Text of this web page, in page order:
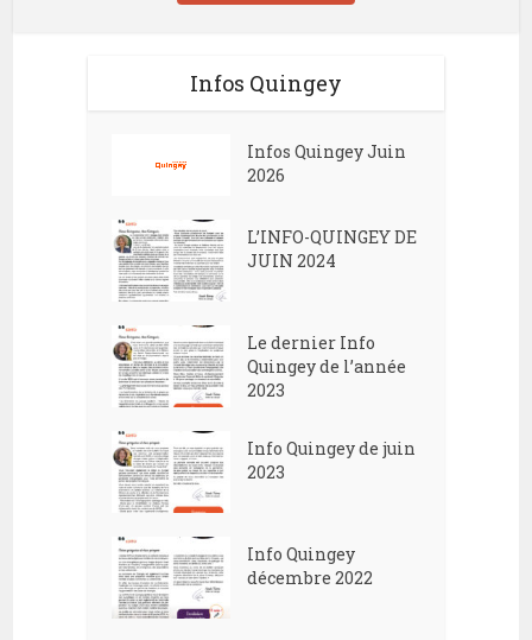
Infos Quingey
Infos Quingey Juin
2026
L’INFO-QUINGEY DE
JUIN 2024
Le dernier Info
Quingey de l’année
2023
Info Quingey de juin
2023
Info Quingey
décembre 2022